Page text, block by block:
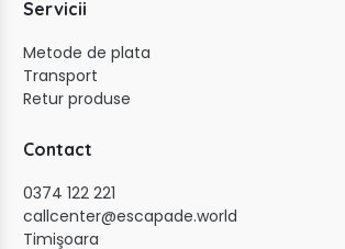
Servicii
Metode de plata
Transport
Retur produse
Contact
0374 122 221
callcenter@escapade.world
Timişoara